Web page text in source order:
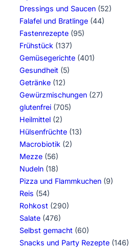
Dressings und Saucen (52)
Falafel und Bratlinge (44)
Fastenrezepte (95)
Frühstück (137)
Gemüsegerichte (401)
Gesundheit (5)
Getränke (12)
Gewürzmischungen (27)
glutenfrei (705)
Heilmittel (2)
Hülsenfrüchte (13)
Macrobiotik (2)
Mezze (56)
Nudeln (18)
Pizza und Flammkuchen (9)
Reis (54)
Rohkost (290)
Salate (476)
Selbst gemacht (60)
Snacks und Party Rezepte (146)